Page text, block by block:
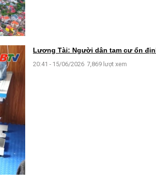
Lương Tài: Người dân tạm cư ổn
20:41 - 15/06/2026 7,869 lượt xem